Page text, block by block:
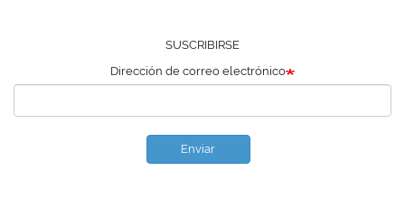
SUSCRIBIRSE
Dirección de correo electrónico
Enviar